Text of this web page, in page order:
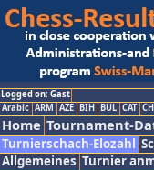
Logged on: Gast
Arabic ARM AZE BIH BUL CAT
Home Tournament-
Turnierschach-Elozahl
Allgemeines Turnier